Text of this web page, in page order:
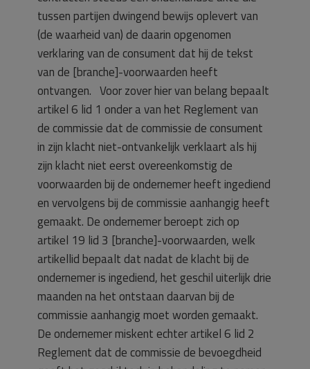
tussen partijen dwingend bewijs oplevert van
(de waarheid van) de daarin opgenomen
verklaring van de consument dat hij de tekst
van de [branche]-voorwaarden heeft
ontvangen. Voor zover hier van belang bepaalt
artikel 6 lid 1 onder a van het Reglement van
de commissie dat de commissie de consument
in zijn klacht niet-ontvankelijk verklaart als hij
zijn klacht niet eerst overeenkomstig de
voorwaarden bij de ondernemer heeft ingediend
en vervolgens bij de commissie aanhangig heeft
gemaakt. De ondernemer beroept zich op
artikel 19 lid 3 [branche]-voorwaarden, welk
artikellid bepaalt dat nadat de klacht bij de
ondernemer is ingediend, het geschil uiterlijk drie
maanden na het ontstaan daarvan bij de
commissie aanhangig moet worden gemaakt.
De ondernemer miskent echter artikel 6 lid 2
Reglement dat de commissie de bevoegdheid